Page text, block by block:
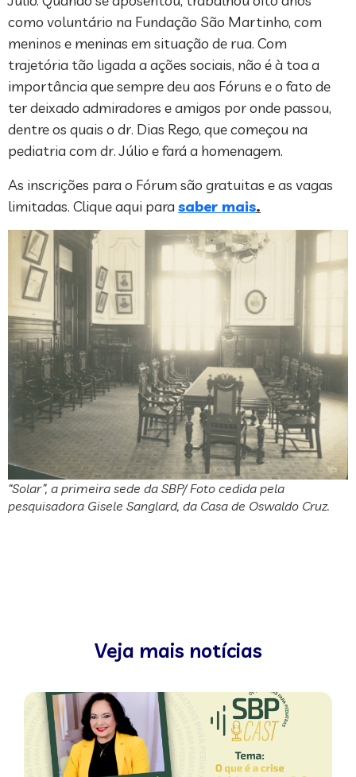
como voluntário na Fundação São Martinho, com
meninos e meninas em situação de rua. Com
trajetória tão ligada a ações sociais, não é à toa a
importância que sempre deu aos Fóruns e o fato de
ter deixado admiradores e amigos por onde passou,
dentre os quais o dr. Dias Rego, que começou na
pediatria com dr. Júlio e fará a homenagem.
As inscrições para o Fórum são gratuitas e as vagas
limitadas. Clique aqui para saber mais.
“Solar”, a primeira sede da SBP/ Foto cedida pela
pesquisadora Gisele Sanglard, da Casa de Oswaldo Cruz.
Veja mais notícias